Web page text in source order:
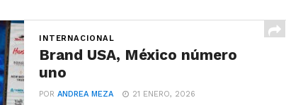
INTERNACIONAL
Brand USA, México número
uno
PORANDREA MEZA 21 ENERO, 2026